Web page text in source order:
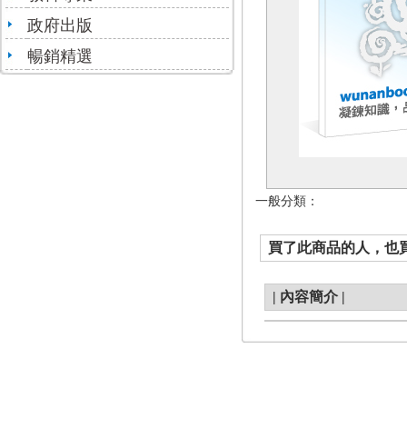
政府出版
暢銷精選
一般分類：
買了此商品的人，也
| 內容簡介 |